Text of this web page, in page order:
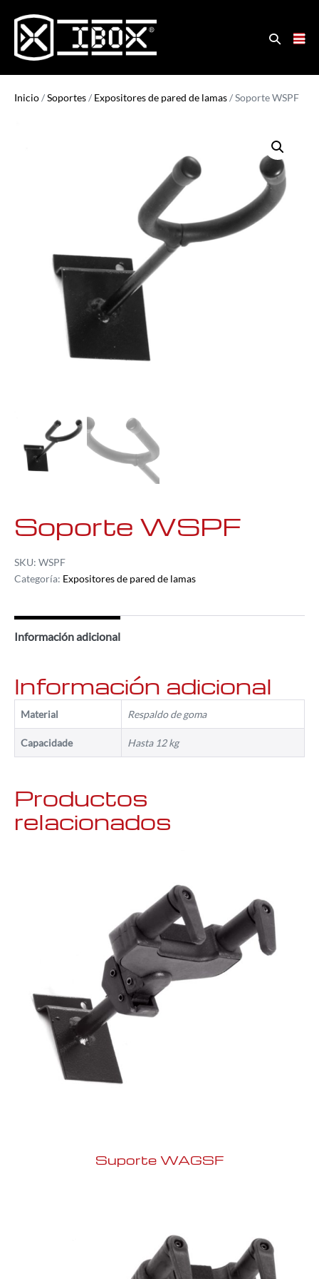
Inicio/Soportes/ Expositores de pared de lamas/ Soporte WSPF
Soporte WSPF
SKU: WSPF
Categoría: Expositores de pared de lamas
Información adicional
Información adicional
Material Respaldo de goma
Capacidade Hasta 12 kg
Productos
relacionados
Suporte WAGSF